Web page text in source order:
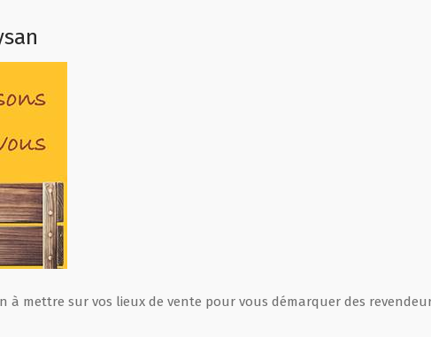
à mettre sur vos lieux de vente pour vous démarquer des